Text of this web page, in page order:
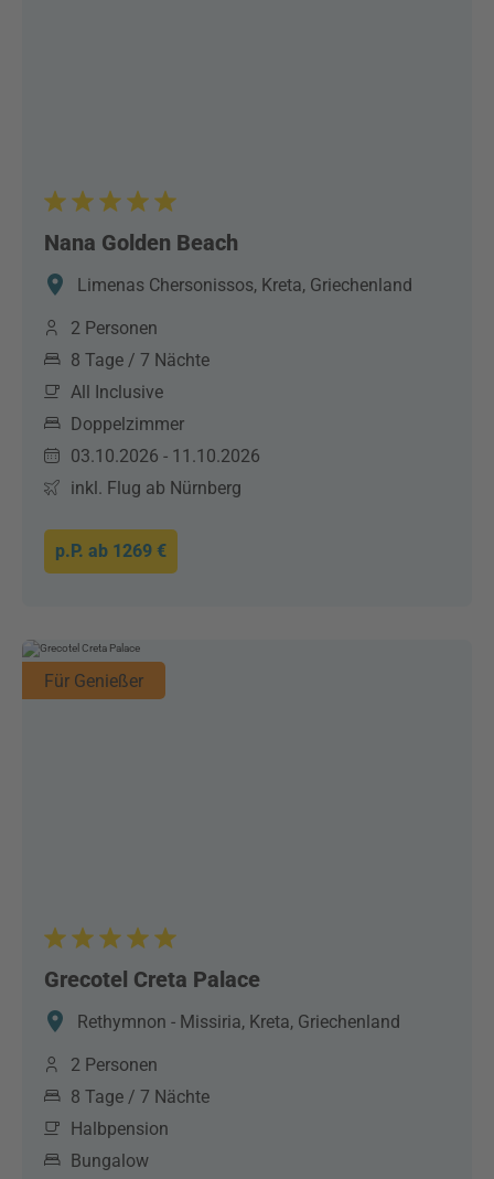
Nana Golden Beach
Limenas Chersonissos, Kreta, Griechenland
2 Personen
8 Tage / 7 Nächte
All Inclusive
Doppelzimmer
03.10.2026 - 11.10.2026
inkl. Flug ab Nürnberg
p.P. ab 1269 €
Für Genießer
Grecotel Creta Palace
Rethymnon - Missiria, Kreta, Griechenland
2 Personen
8 Tage / 7 Nächte
Halbpension
Bungalow